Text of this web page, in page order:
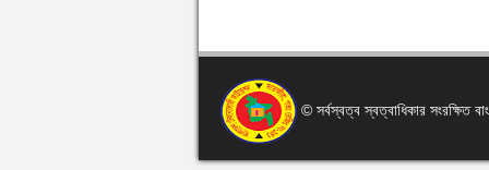
© সর্বস্বত্ব স্বত্বাধিকার সংরক্ষিত